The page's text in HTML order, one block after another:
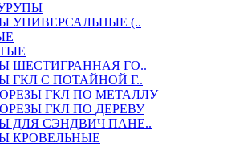
УНИВЕРСАЛЬНЫЕ (..
ШЕСТИГРАННАЯ ГО..
ГКЛ С ПОТАЙНОЙ Г..
ГКЛ ПО МЕТАЛЛУ
ГКЛ ПО ДЕРЕВУ
ДЛЯ СЭНДВИЧ ПАНЕ..
КРОВЕЛЬНЫЕ